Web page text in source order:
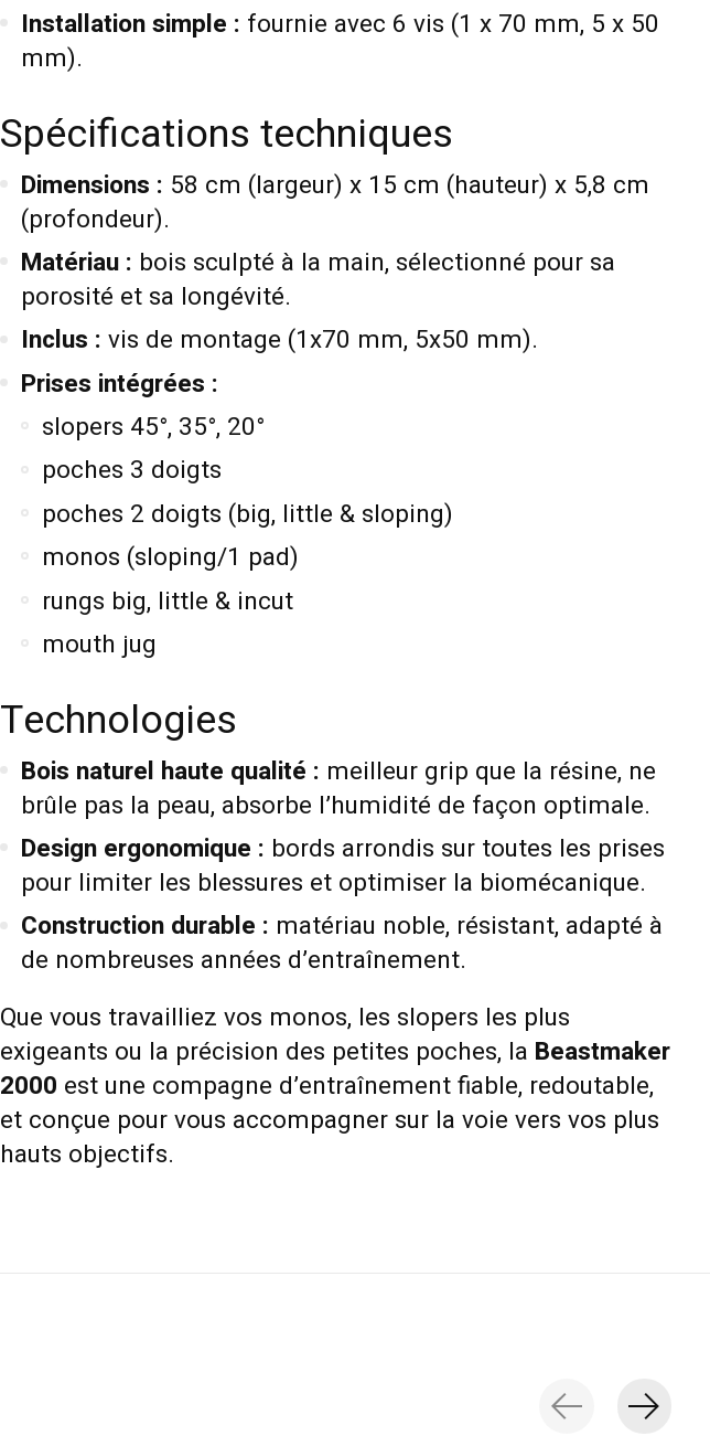
Installation simple : fournie avec 6 vis (1 x 70 mm, 5 x 50
mm).
Spécifications techniques
Dimensions : 58 cm (largeur) x 15 cm (hauteur) x 5,8 cm
(profondeur).
Matériau : bois sculpté à la main, sélectionné pour sa
porosité et sa longévité.
Inclus : vis de montage (1x70 mm, 5x50 mm).
Prises intégrées :
slopers 45°, 35°, 20°
poches 3 doigts
poches 2 doigts (big, little & sloping)
monos (sloping/1 pad)
rungs big, little & incut
mouth jug
Technologies
Bois naturel haute qualité : meilleur grip que la résine, ne
brûle pas la peau, absorbe l’humidité de façon optimale.
Design ergonomique : bords arrondis sur toutes les prises
pour limiter les blessures et optimiser la biomécanique.
Construction durable : matériau noble, résistant, adapté à
de nombreuses années d’entraînement.
Que vous travailliez vos monos, les slopers les plus
exigeants ou la précision des petites poches, la Beastmaker
2000 est une compagne d’entraînement fiable, redoutable,
et conçue pour vous accompagner sur la voie vers vos plus
hauts objectifs.